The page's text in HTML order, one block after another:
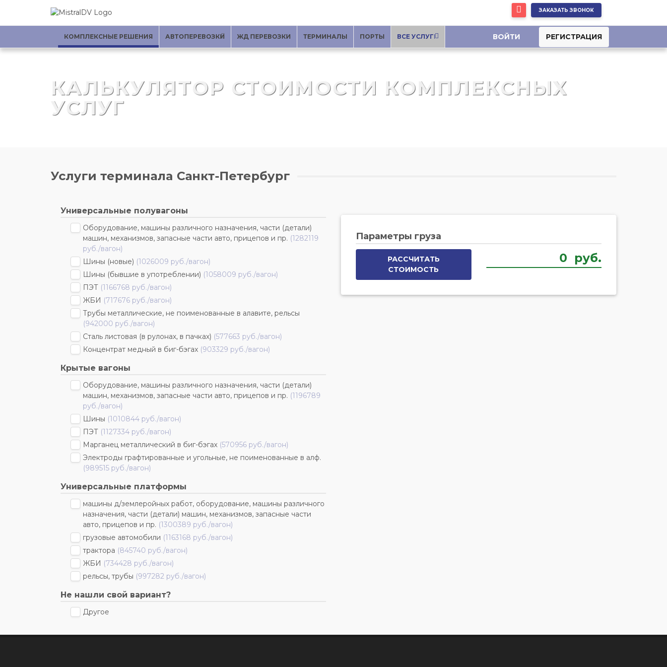
ЗАКАЗАТЬ ЗВОНОК
КОМПЛЕКСНЫЕ РЕШЕНИЯ АВТОПЕРЕВОЗКИ ЖД ПЕРЕВОЗКИ ТЕРМИНАЛЫ ПОРТЫ ВСЕ УСЛУГИ ВОЙТИ РЕГИСТРАЦИЯ
КАЛЬКУЛЯТОР СТОИМОСТИ КОМПЛЕКСНЫХ
УСЛУГ
Услуги терминалa Санкт-Петербург
Универсальные полувагоны
Оборудование, машины различного назначения, части (детали)
машин, механизмов, запасные части авто, прицепов и пр. (1282119
руб./вагон)
Шины (новые) (1026009 руб./вагон)
Шины (бывшие в употреблении) (1058009 руб./вагон)
ПЭТ (1166768 руб./вагон)
ЖБИ (717676 руб./вагон)
Трубы металлические, не поименованные в алавите, рельсы
(942000 руб./вагон)
Сталь листовая (в рулонах, в пачках) (577663 руб./вагон)
Концентрат медный в биг-бэгах (903329 руб./вагон)
Крытые вагоны
Оборудование, машины различного назначения, части (детали)
машин, механизмов, запасные части авто, прицепов и пр. (1196789
руб./вагон)
Шины (1010844 руб./вагон)
ПЭТ (1127334 руб./вагон)
Марганец металлический в биг-бэгах (570956 руб./вагон)
Электроды графтированные и угольные, не поименованные в алф.
(989515 руб./вагон)
Универсальные платформы
машины д/землеройных работ, оборудование, машины различного
назначения, части (детали) машин, механизмов, запасные части
авто, прицепов и пр. (1300389 руб./вагон)
грузовые автомобили (1163168 руб./вагон)
трактора (845740 руб./вагон)
ЖБИ (734428 руб./вагон)
рельсы, трубы (997282 руб./вагон)
Не нашли свой вариант?
Другое
Параметры груза
РАССЧИТАТЬ
СТОИМОСТЬ
0 руб.